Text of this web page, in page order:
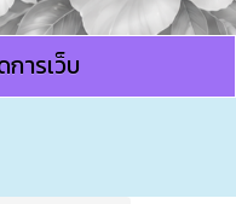
ารเว็บ